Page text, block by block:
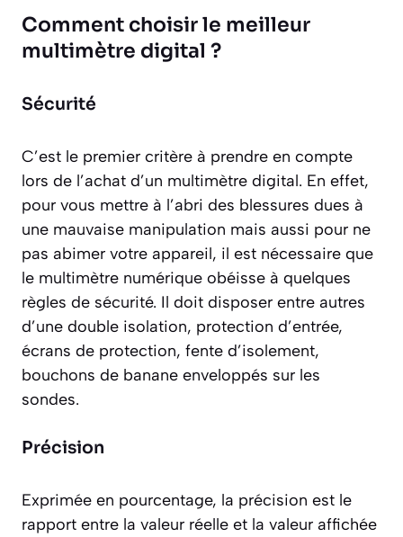
Comment choisir le meilleur
multimètre digital ?
Sécurité
C’est le premier critère à prendre en compte
lors de l’achat d’un multimètre digital. En effet,
pour vous mettre à l’abri des blessures dues à
une mauvaise manipulation mais aussi pour ne
pas abimer votre appareil, il est nécessaire que
le multimètre numérique obéisse à quelques
règles de sécurité. Il doit disposer entre autres
d’une double isolation, protection d’entrée,
écrans de protection, fente d’isolement,
bouchons de banane enveloppés sur les
sondes.
Précision
Exprimée en pourcentage, la précision est le
rapport entre la valeur réelle et la valeur affichée